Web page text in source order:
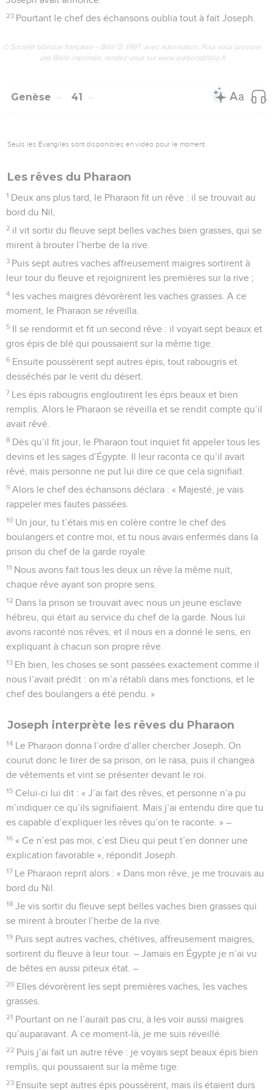
23 Pourtant le chef des échansons oublia tout à fait Joseph.
© Société biblique française – Bibli’O, 1997, avec autorisation. Pour vous procurer
une Bible imprimée, rendez-vous sur www.editionsbiblio.fr
Genèse 41
Seuls les Évangiles sont disponibles en vidéo pour le moment.
Les rêves du Pharaon
1 Deux ans plus tard, le Pharaon fit un rêve : il se trouvait au
bord du Nil,
2 il vit sortir du fleuve sept belles vaches bien grasses, qui se
mirent à brouter l’herbe de la rive.
3 Puis sept autres vaches affreusement maigres sortirent à
leur tour du fleuve et rejoignirent les premières sur la rive ;
4 les vaches maigres dévorèrent les vaches grasses. A ce
moment, le Pharaon se réveilla.
5 Il se rendormit et fit un second rêve : il voyait sept beaux et
gros épis de blé qui poussaient sur la même tige.
6 Ensuite poussèrent sept autres épis, tout rabougris et
desséchés par le vent du désert.
7 Les épis rabougris engloutirent les épis beaux et bien
remplis. Alors le Pharaon se réveilla et se rendit compte qu’il
avait rêvé.
8 Dès qu’il fit jour, le Pharaon tout inquiet fit appeler tous les
devins et les sages d’Égypte. Il leur raconta ce qu’il avait
rêvé, mais personne ne put lui dire ce que cela signifiait.
9 Alors le chef des échansons déclara : « Majesté, je vais
rappeler mes fautes passées.
10 Un jour, tu t’étais mis en colère contre le chef des
boulangers et contre moi, et tu nous avais enfermés dans la
prison du chef de la garde royale.
11 Nous avons fait tous les deux un rêve la même nuit,
chaque rêve ayant son propre sens.
12 Dans la prison se trouvait avec nous un jeune esclave
hébreu, qui était au service du chef de la garde. Nous lui
avons raconté nos rêves, et il nous en a donné le sens, en
expliquant à chacun son propre rêve.
13 Eh bien, les choses se sont passées exactement comme il
nous l’avait prédit : on m’a rétabli dans mes fonctions, et le
chef des boulangers a été pendu. »
Joseph interprète les rêves du Pharaon
14 Le Pharaon donna l’ordre d’aller chercher Joseph. On
courut donc le tirer de sa prison, on le rasa, puis il changea
de vêtements et vint se présenter devant le roi.
15 Celui-ci lui dit : « J’ai fait des rêves, et personne n’a pu
m’indiquer ce qu’ils signifiaient. Mais j’ai entendu dire que tu
es capable d’expliquer les rêves qu’on te raconte. » –
16 « Ce n’est pas moi, c’est Dieu qui peut t’en donner une
explication favorable », répondit Joseph.
17 Le Pharaon reprit alors : « Dans mon rêve, je me trouvais au
bord du Nil.
18 Je vis sortir du fleuve sept belles vaches bien grasses qui
se mirent à brouter l’herbe de la rive.
19 Puis sept autres vaches, chétives, affreusement maigres,
sortirent du fleuve à leur tour. – Jamais en Égypte je n’ai vu
de bêtes en aussi piteux état. –
20 Elles dévorèrent les sept premières vaches, les vaches
grasses.
21 Pourtant on ne l’aurait pas cru, à les voir aussi maigres
qu’auparavant. A ce moment-là, je me suis réveillé.
22 Puis j’ai fait un autre rêve : je voyais sept beaux épis bien
remplis, qui poussaient sur la même tige.
23 Ensuite sept autres épis poussèrent, mais ils étaient durs